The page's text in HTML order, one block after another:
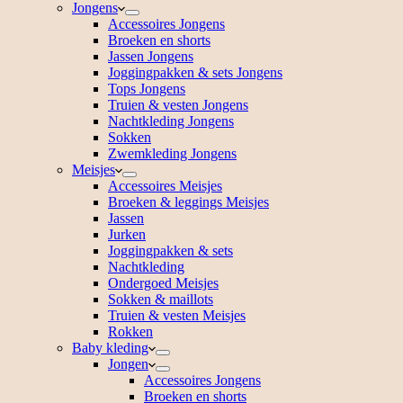
Jongens
Accessoires Jongens
Broeken en shorts
Jassen Jongens
Joggingpakken & sets Jongens
Tops Jongens
Truien & vesten Jongens
Nachtkleding Jongens
Sokken
Zwemkleding Jongens
Meisjes
Accessoires Meisjes
Broeken & leggings Meisjes
Jassen
Jurken
Joggingpakken & sets
Nachtkleding
Ondergoed Meisjes
Sokken & maillots
Truien & vesten Meisjes
Rokken
Baby kleding
Jongen
Accessoires Jongens
Broeken en shorts